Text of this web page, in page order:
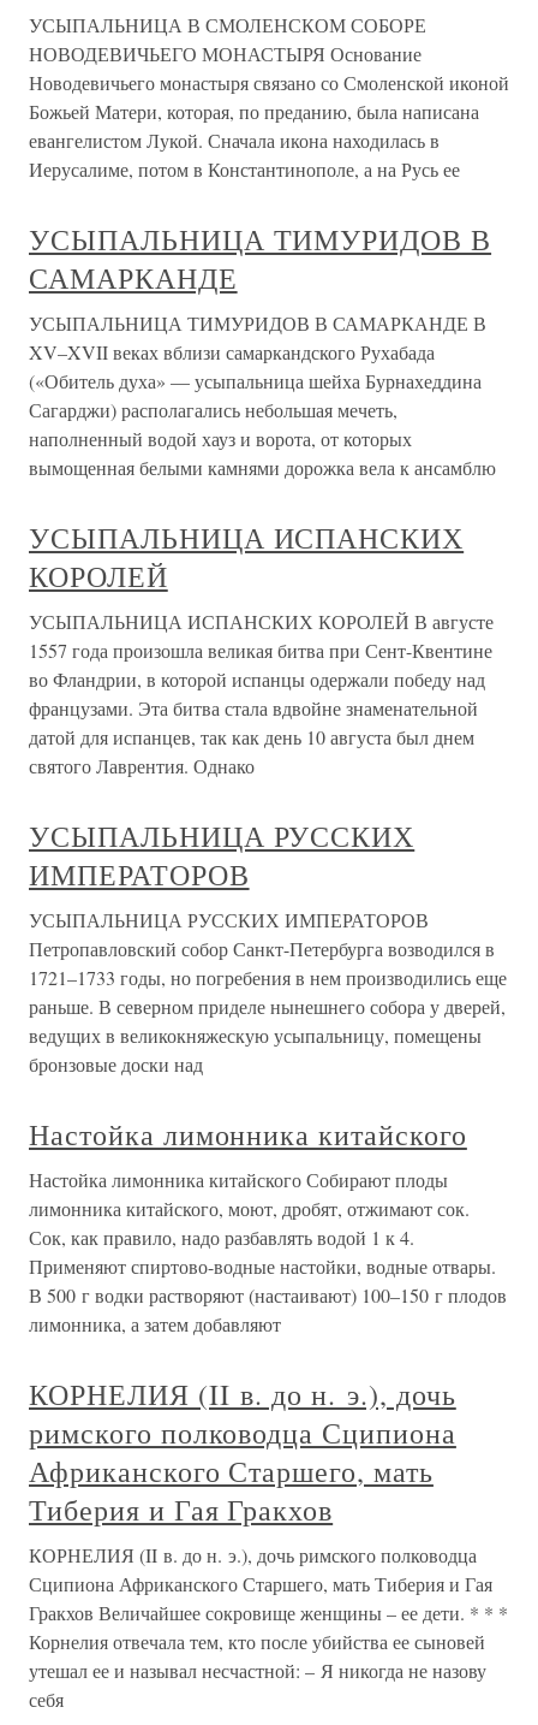
УСЫПАЛЬНИЦА В СМОЛЕНСКОМ СОБОРЕ
НОВОДЕВИЧЬЕГО МОНАСТЫРЯ Основание
Новодевичьего монастыря связано со Смоленской иконой
Божьей Матери, которая, по преданию, была написана
евангелистом Лукой. Сначала икона находилась в
Иерусалиме, потом в Константинополе, а на Русь ее
УСЫПАЛЬНИЦА ТИМУРИДОВ В
САМАРКАНДЕ
УСЫПАЛЬНИЦА ТИМУРИДОВ В САМАРКАНДЕ В
XV–XVII веках вблизи самаркандского Рухабада
(«Обитель духа» — усыпальница шейха Бурнахеддина
Сагарджи) располагались небольшая мечеть,
наполненный водой хауз и ворота, от которых
вымощенная белыми камнями дорожка вела к ансамблю
УСЫПАЛЬНИЦА ИСПАНСКИХ
КОРОЛЕЙ
УСЫПАЛЬНИЦА ИСПАНСКИХ КОРОЛЕЙ В августе
1557 года произошла великая битва при Сент-Квентине
во Фландрии, в которой испанцы одержали победу над
французами. Эта битва стала вдвойне знаменательной
датой для испанцев, так как день 10 августа был днем
святого Лаврентия. Однако
УСЫПАЛЬНИЦА РУССКИХ
ИМПЕРАТОРОВ
УСЫПАЛЬНИЦА РУССКИХ ИМПЕРАТОРОВ
Петропавловский собор Санкт-Петербурга возводился в
1721–1733 годы, но погребения в нем производились еще
раньше. В северном приделе нынешнего собора у дверей,
ведущих в великокняжескую усыпальницу, помещены
бронзовые доски над
Настойка лимонника китайского
Настойка лимонника китайского Собирают плоды
лимонника китайского, моют, дробят, отжимают сок.
Сок, как правило, надо разбавлять водой 1 к 4.
Применяют спиртово-водные настойки, водные отвары.
В 500 г водки растворяют (настаивают) 100–150 г плодов
лимонника, а затем добавляют
КОРНЕЛИЯ (II в. до н. э.), дочь
римского полководца Сципиона
Африканского Старшего, мать
Тиберия и Гая Гракхов
КОРНЕЛИЯ (II в. до н. э.), дочь римского полководца
Сципиона Африканского Старшего, мать Тиберия и Гая
Гракхов Величайшее сокровище женщины – ее дети. * * *
Корнелия отвечала тем, кто после убийства ее сыновей
утешал ее и называл несчастной: – Я никогда не назову
себя